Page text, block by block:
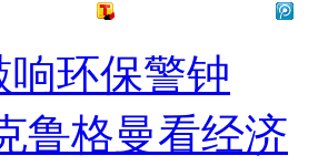
响环保警钟
鲁格曼看经济